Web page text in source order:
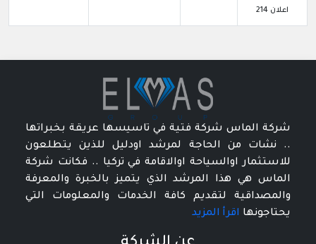
اعلان 214
شركة الماس شركة فتية في تاسيسها عريقة بخبراتها
.. نشات من الحاجة لمرشد اودليل للذين يتطلعون
للاستثمار اوالسياحة اوالاقامة في تركيا .. فكانت شركة
الماس هي هذا المرشد الذي يتميز بالخبرة والمعرفة
والمصداقية لتقديم كافة الخدمات والمعلومات التي
يحتاجونها اقرأ المزيد